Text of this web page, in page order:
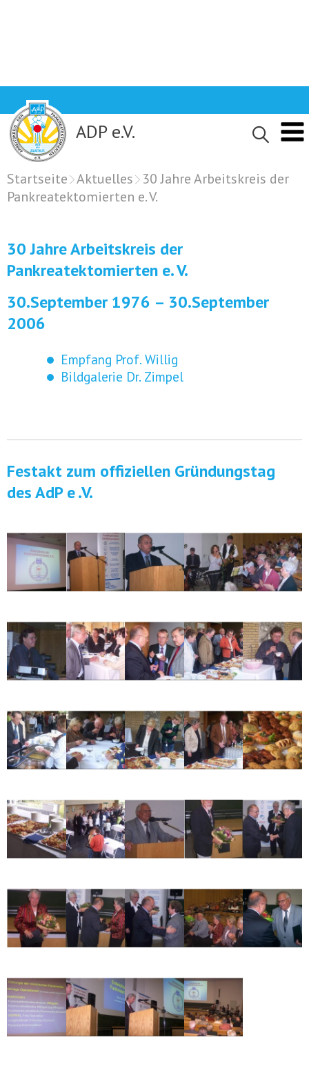
to
content
ADP e.V.
Startseite Aktuelles
30 Jahre Arbeitskreis der
Pankreatektomierten e. V.
30 Jahre Arbeitskreis der
Pankreatektomierten e. V.
30.September 1976 – 30.September
2006
Empfang Prof. Willig
Bildgalerie Dr. Zimpel
Festakt zum offiziellen Gründungstag
des AdP e .V.